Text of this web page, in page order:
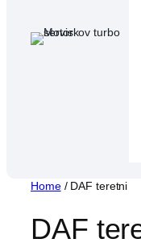
Home/ DAF teretni
DAF